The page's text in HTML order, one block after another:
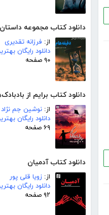
دانلود کتاب مجموعه
از: فرزانه تقدیری
دانلود رایگان
۹۰ صفحه
دانلود کتاب برایم از
از: نوشین جم نژاد
دانلود رایگان
۶۹ صفحه
دانلود کتاب آدمیان
از: زویا قلی پور
دانلود رایگان
۹۲ صفحه